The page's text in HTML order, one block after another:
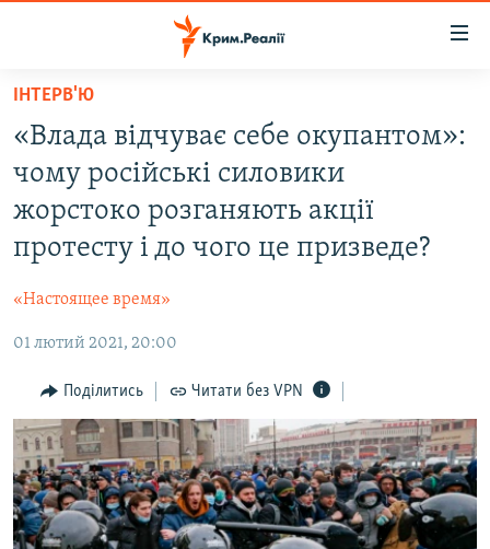
Перейти
основного
матеріалу
Перейти
до
основної
Перейти
до
ВОДА.КРИМ
ВІДЕО ТА ФОТО
ІНТЕРВ'Ю
ВСЕ ЗА ДЕНЬ
СПЕЦПРОЕКТИ
ДЕПОРТАЦІЯ
ВІДЕОУРОКИ «ELIFBE»
ЯК ОБІЙТИ БЛОКУВАННЯ
Русский
ІНТЕРВ'Ю
«Влада відчуває себе окупантом»:
чому російські силовики
жорстоко розганяють акції
протесту і до чого це призведе?
«Настоящее время»
01 лютий 2021, 20:00
Поділитись Читати без VPN